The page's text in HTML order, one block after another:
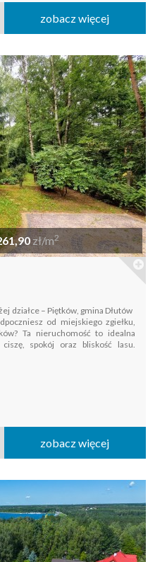
zobacz więcej
zł/m2
działce – Piętków, gmina Dłutów
od miejskiego zgiełku,
Ta nieruchomość to idealna
spokój oraz bliskość lasu.
zobacz więcej